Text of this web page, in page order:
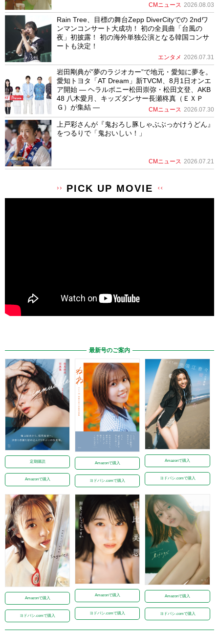
CMニュース 2026.08.03
Rain Tree、目標の舞台Zepp DiverCityでの 2ndワ
ンマンコンサート大成功！ 初の全員曲「台風の
夜」初披露！ 初の海外単独公演となる韓国コンサ
ートも決定！
エンタメ 2026.07.31
岩田剛典が”夢のラジオカー”で地元・愛知に夢を。
愛知トヨタ「AT Dream」新TVCM、8月1日オンエ
ア開始 ― ヘラルボニー松田崇弥・松田文登、AKB
48 八木愛月、キッズダンサー長瀬柊真（ＥＸＰ
Ｇ）が集結 ―
CMニュース 2026.07.30
上戸彩さんが『鬼おろし豚しゃぶぶっかけうどん』
をつるりで「鬼おいしい！」
CMニュース 2026.07.21
PICK UP MOVIE
最新号のご案内
定期購読
Amazonで購入
Amazonで購入
ヨドバシ.comで購入
Amazonで購入
ヨドバシ.comで購入
Amazonで購入
ヨドバシ.comで購入
Amazonで購入
ヨドバシ.comで購入
Amazonで購入
ヨドバシ.comで購入